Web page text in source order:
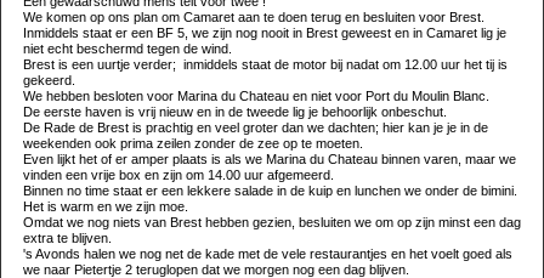
We komen op ons plan om Camaret aan te doen terug en besluiten voor Brest.
Inmiddels staat er een BF 5, we zijn nog nooit in Brest geweest en in Camaret lig je
niet echt beschermd tegen de wind.
Brest is een uurtje verder; inmiddels staat de motor bij nadat om 12.00 uur het tij is
gekeerd.
We hebben besloten voor Marina du Chateau en niet voor Port du Moulin Blanc.
De eerste haven is vrij nieuw en in de tweede lig je behoorlijk onbeschut.
De Rade de Brest is prachtig en veel groter dan we dachten; hier kan je je in de
weekenden ook prima zeilen zonder de zee op te moeten.
Even lijkt het of er amper plaats is als we Marina du Chateau binnen varen, maar we
vinden een vrije box en zijn om 14.00 uur afgemeerd.
Binnen no time staat er een lekkere salade in de kuip en lunchen we onder de bimini.
Het is warm en we zijn moe.
Omdat we nog niets van Brest hebben gezien, besluiten we om op zijn minst een dag
extra te blijven.
's Avonds halen we nog net de kade met de vele restaurantjes en het voelt goed als
we naar Pietertje 2 teruglopen dat we morgen nog een dag blijven.